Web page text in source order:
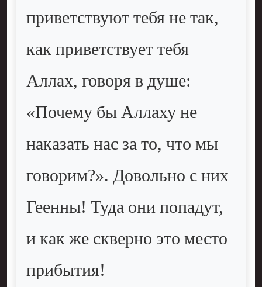
приветствуют тебя не так,
как приветствует тебя
Аллах, говоря в душе:
«Почему бы Аллаху не
наказать нас за то, что мы
говорим?». Довольно с них
Геенны! Туда они попадут,
и как же скверно это место
прибытия!